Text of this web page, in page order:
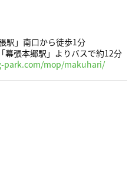
駅」南口から徒歩1分
郷駅」よりバスで約12分
mop/makuhari/